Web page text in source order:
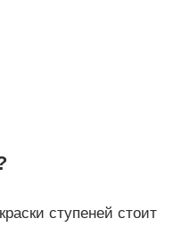
ступеней стоит